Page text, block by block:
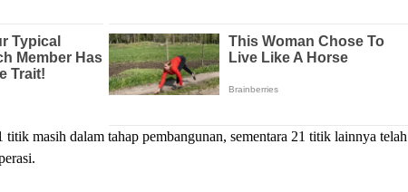
masih dalam tahap pembangunan, sementara 21 titik lainnya telah